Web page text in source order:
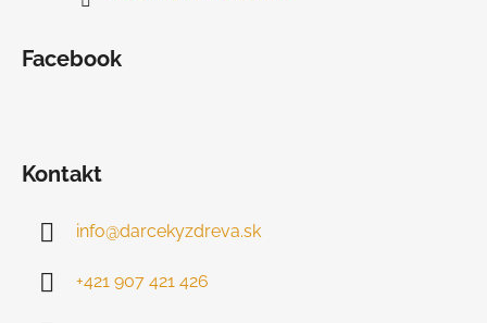
Facebook
Kontakt
info@darcekyzdreva.sk
+421 907 421 426